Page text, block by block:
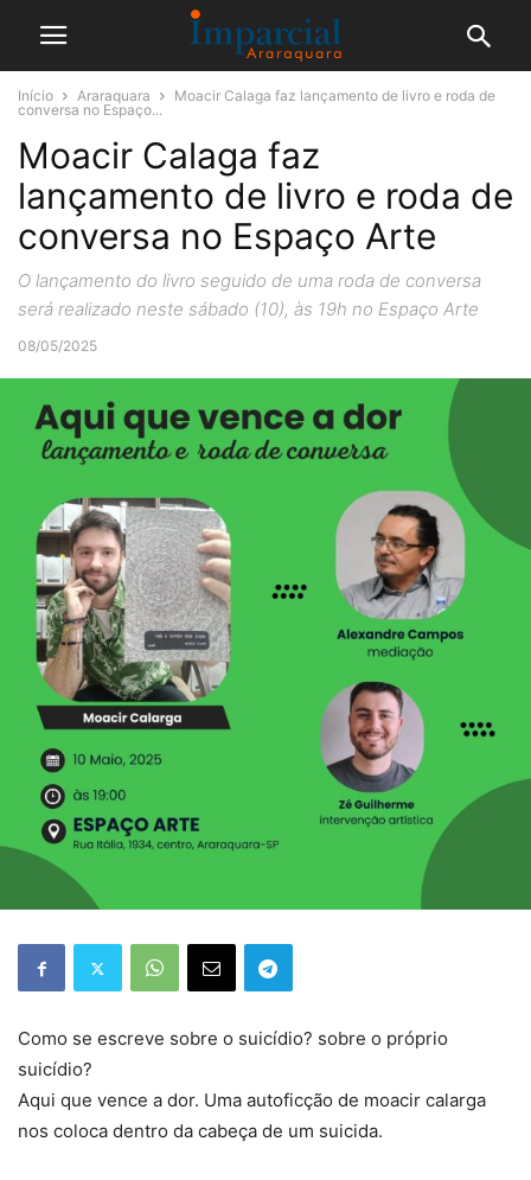
Início Araraquara
Moacir Calaga faz lançamento de livro e roda de
conversa no Espaço...
Moacir Calaga faz
lançamento de livro e roda de
conversa no Espaço Arte
O lançamento do livro seguido de uma roda de conversa
será realizado neste sábado (10), às 19h no Espaço Arte
08/05/2025
Como se escreve sobre o suicídio? sobre o próprio
suicídio?
Aqui que vence a dor. Uma autoficção de moacir calarga
nos coloca dentro da cabeça de um suicida.